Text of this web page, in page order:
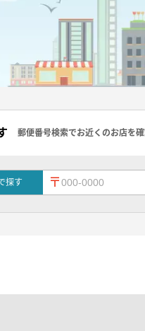
郵便番号検索でお近くのお店を確
探す 〒